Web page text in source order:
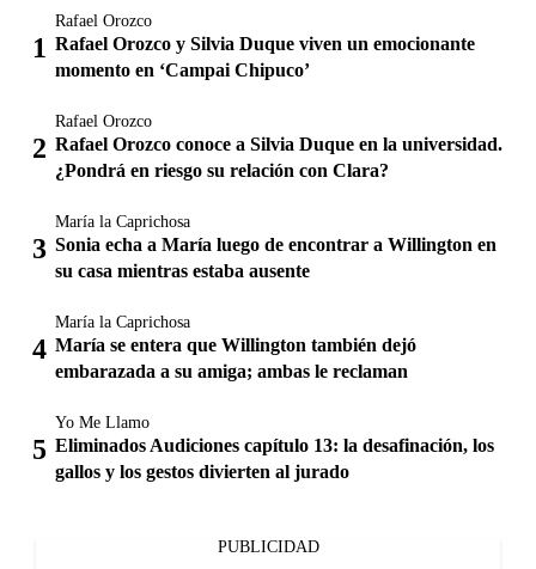
Rafael Orozco
Rafael Orozco y Silvia Duque viven un emocionante
momento en ‘Campai Chipuco’
Rafael Orozco
Rafael Orozco conoce a Silvia Duque en la universidad.
¿Pondrá en riesgo su relación con Clara?
María la Caprichosa
Sonia echa a María luego de encontrar a Willington en
su casa mientras estaba ausente
María la Caprichosa
María se entera que Willington también dejó
embarazada a su amiga; ambas le reclaman
Yo Me Llamo
Eliminados Audiciones capítulo 13: la desafinación, los
gallos y los gestos divierten al jurado
PUBLICIDAD